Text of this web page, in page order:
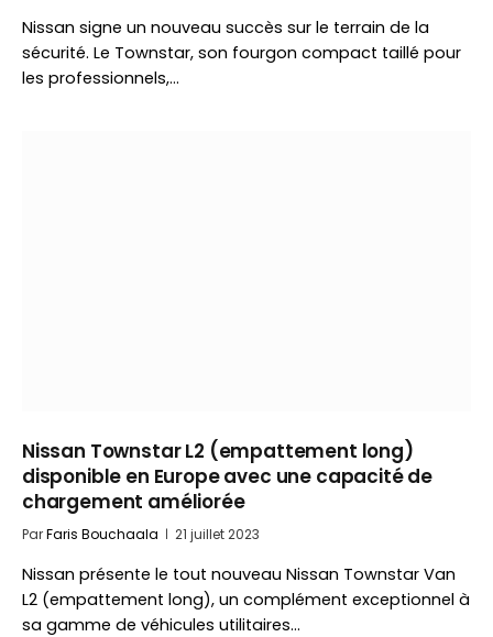
Nissan signe un nouveau succès sur le terrain de la
sécurité. Le Townstar, son fourgon compact taillé pour
les professionnels,…
Nissan Townstar L2 (empattement long)
disponible en Europe avec une capacité de
chargement améliorée
ParFaris Bouchaala 21 juillet 2023
Nissan présente le tout nouveau Nissan Townstar Van
L2 (empattement long), un complément exceptionnel à
sa gamme de véhicules utilitaires…